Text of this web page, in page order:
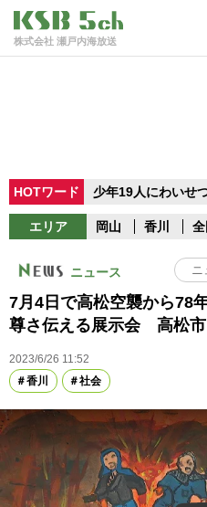
株式会社 瀬戸内海放送
HOTワード 少年19人にわいせ
エリア 岡山 香川 全
ニュース
7月4日で高松空襲から78
尊さ伝える展示会 高松市
2023/6/26 11:52
香川
社会